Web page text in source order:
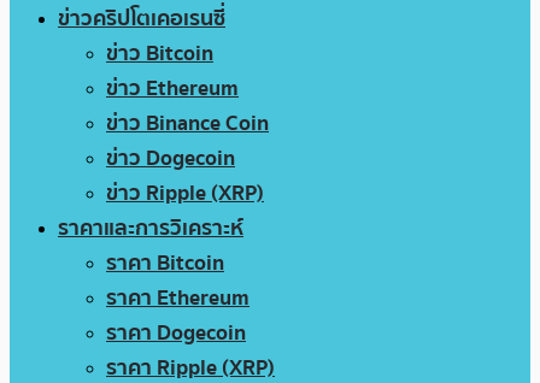
ข่าวคริปโตเคอเรนซี่
ข่าว Bitcoin
ข่าว Ethereum
ข่าว Binance Coin
ข่าว Dogecoin
ข่าว Ripple (XRP)
ราคาและการวิเคราะห์
ราคา Bitcoin
ราคา Ethereum
ราคา Dogecoin
ราคา Ripple (XRP)